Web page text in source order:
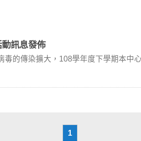
訊息發佈
毒的傳染擴大，108學年度下學期本中
1